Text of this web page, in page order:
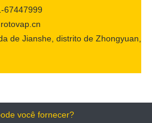
67447999
de Jianshe, distrito de Zhongyuan,
você fornecer?